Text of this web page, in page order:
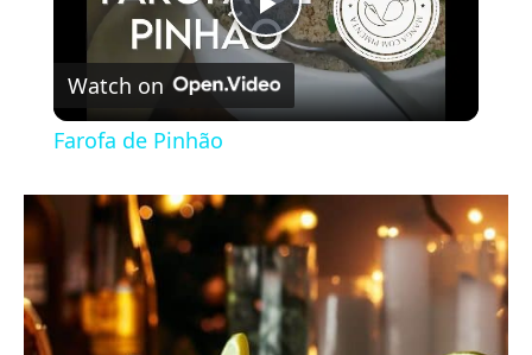
Play
Video
Watch on
Farofa de Pinhão